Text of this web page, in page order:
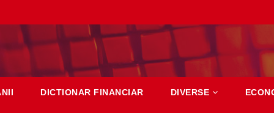
DICTIONAR FINANCIAR DIVERSE